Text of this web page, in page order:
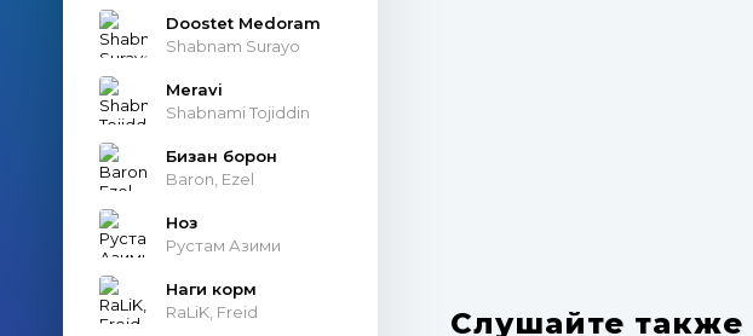
Doostet Medoram
Shabnam Surayo
Meravi
Shabnami Tojiddin
Бизан борон
Baron, Ezel
Ноз
Рустам Азими
Наги корм
RaLiK, Freid
Слушайте также